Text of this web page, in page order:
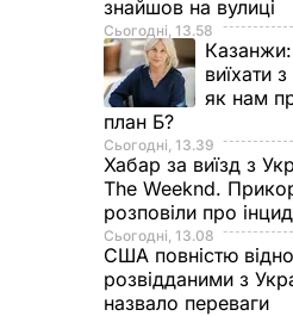
знайшов на вулиці
Сьогодні, 13.58
Казанжи:
виїхати
як нам
план Б?
Сьогодні, 13.39
Хабар за виїзд з
The Weeknd.
розповіли про
Сьогодні, 13.08
США повністю
розвідданими з
назвало переваги